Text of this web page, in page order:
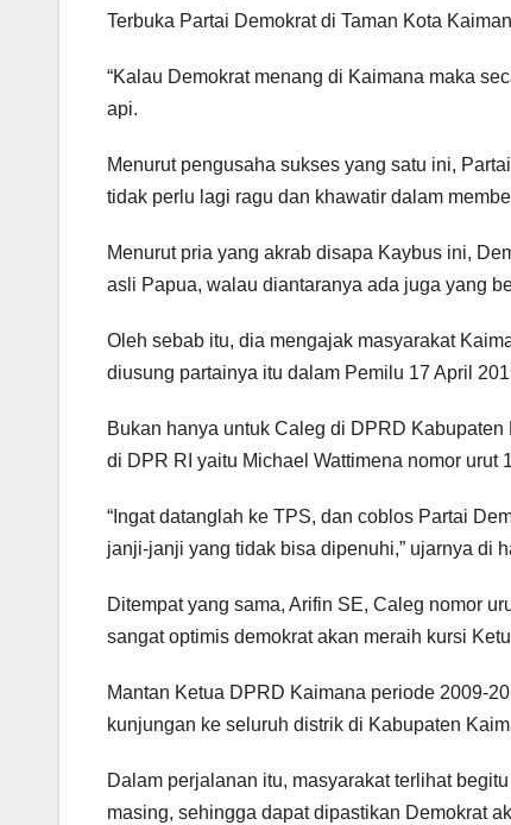
Terbuka Partai Demokrat di Taman Kota
“Kalau Demokrat menang di Kaimana maka
api.
Menurut pengusaha sukses yang satu ini,
tidak perlu lagi ragu dan khawatir dalam
Menurut pria yang akrab disapa Kaybus ini,
asli Papua, walau diantaranya ada juga yang
Oleh sebab itu, dia mengajak masyarakat
diusung partainya itu dalam Pemilu 17 April
Bukan hanya untuk Caleg di DPRD
di DPR RI yaitu Michael Wattimena nomor urut
“Ingat datanglah ke TPS, dan coblos Partai
janji-janji yang tidak bisa dipenuhi,” ujarnya di
Ditempat yang sama, Arifin SE, Caleg nomor
sangat optimis demokrat akan meraih kursi
Mantan Ketua DPRD Kaimana periode 2009-
kunjungan ke seluruh distrik di Kabupaten
Dalam perjalanan itu, masyarakat terlihat
masing, sehingga dapat dipastikan Demokrat